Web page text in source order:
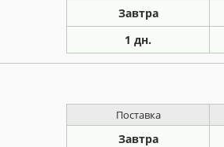
Завтра
1 дн.
Поставка
Завтра